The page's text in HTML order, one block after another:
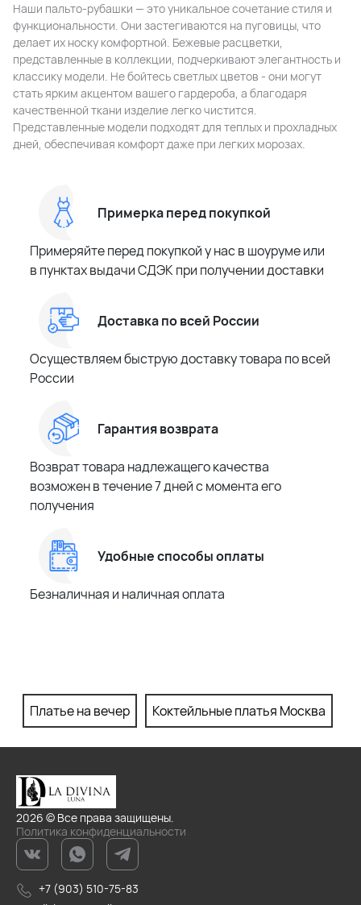
Наши пальто-рубашки — это уникальное сочетание стиля и
функциональности. Они застегиваются на пуговицы, что
делает их носку комфортной. Бежевые расцветки,
представленные в коллекции, подчеркивают элегантность и
классику модели. Не бойтесь светлых цветов - они могут
стать ярким акцентом вашего гардероба, а благодаря
качественной ткани изделие легко чистится.
Представленные модели подходят для теплых и прохладных
дней, обеспечивая комфорт даже при легких морозах.
Примерка перед покупкой
Примеряйте перед покупкой у нас в шоуруме или
в пунктах выдачи СДЭК при получении доставки
Доставка по всей России
Осуществляем быструю доставку товара по всей
России
Гарантия возврата
Возврат товара надлежащего качества
возможен в течение 7 дней с момента его
получения
Удобные способы оплаты
Безналичная и наличная оплата
Платье на вечер Коктейльные платья Москва
2026 © Все права защищены.
Политика конфиденциальности
+7 (903) 510-75-83